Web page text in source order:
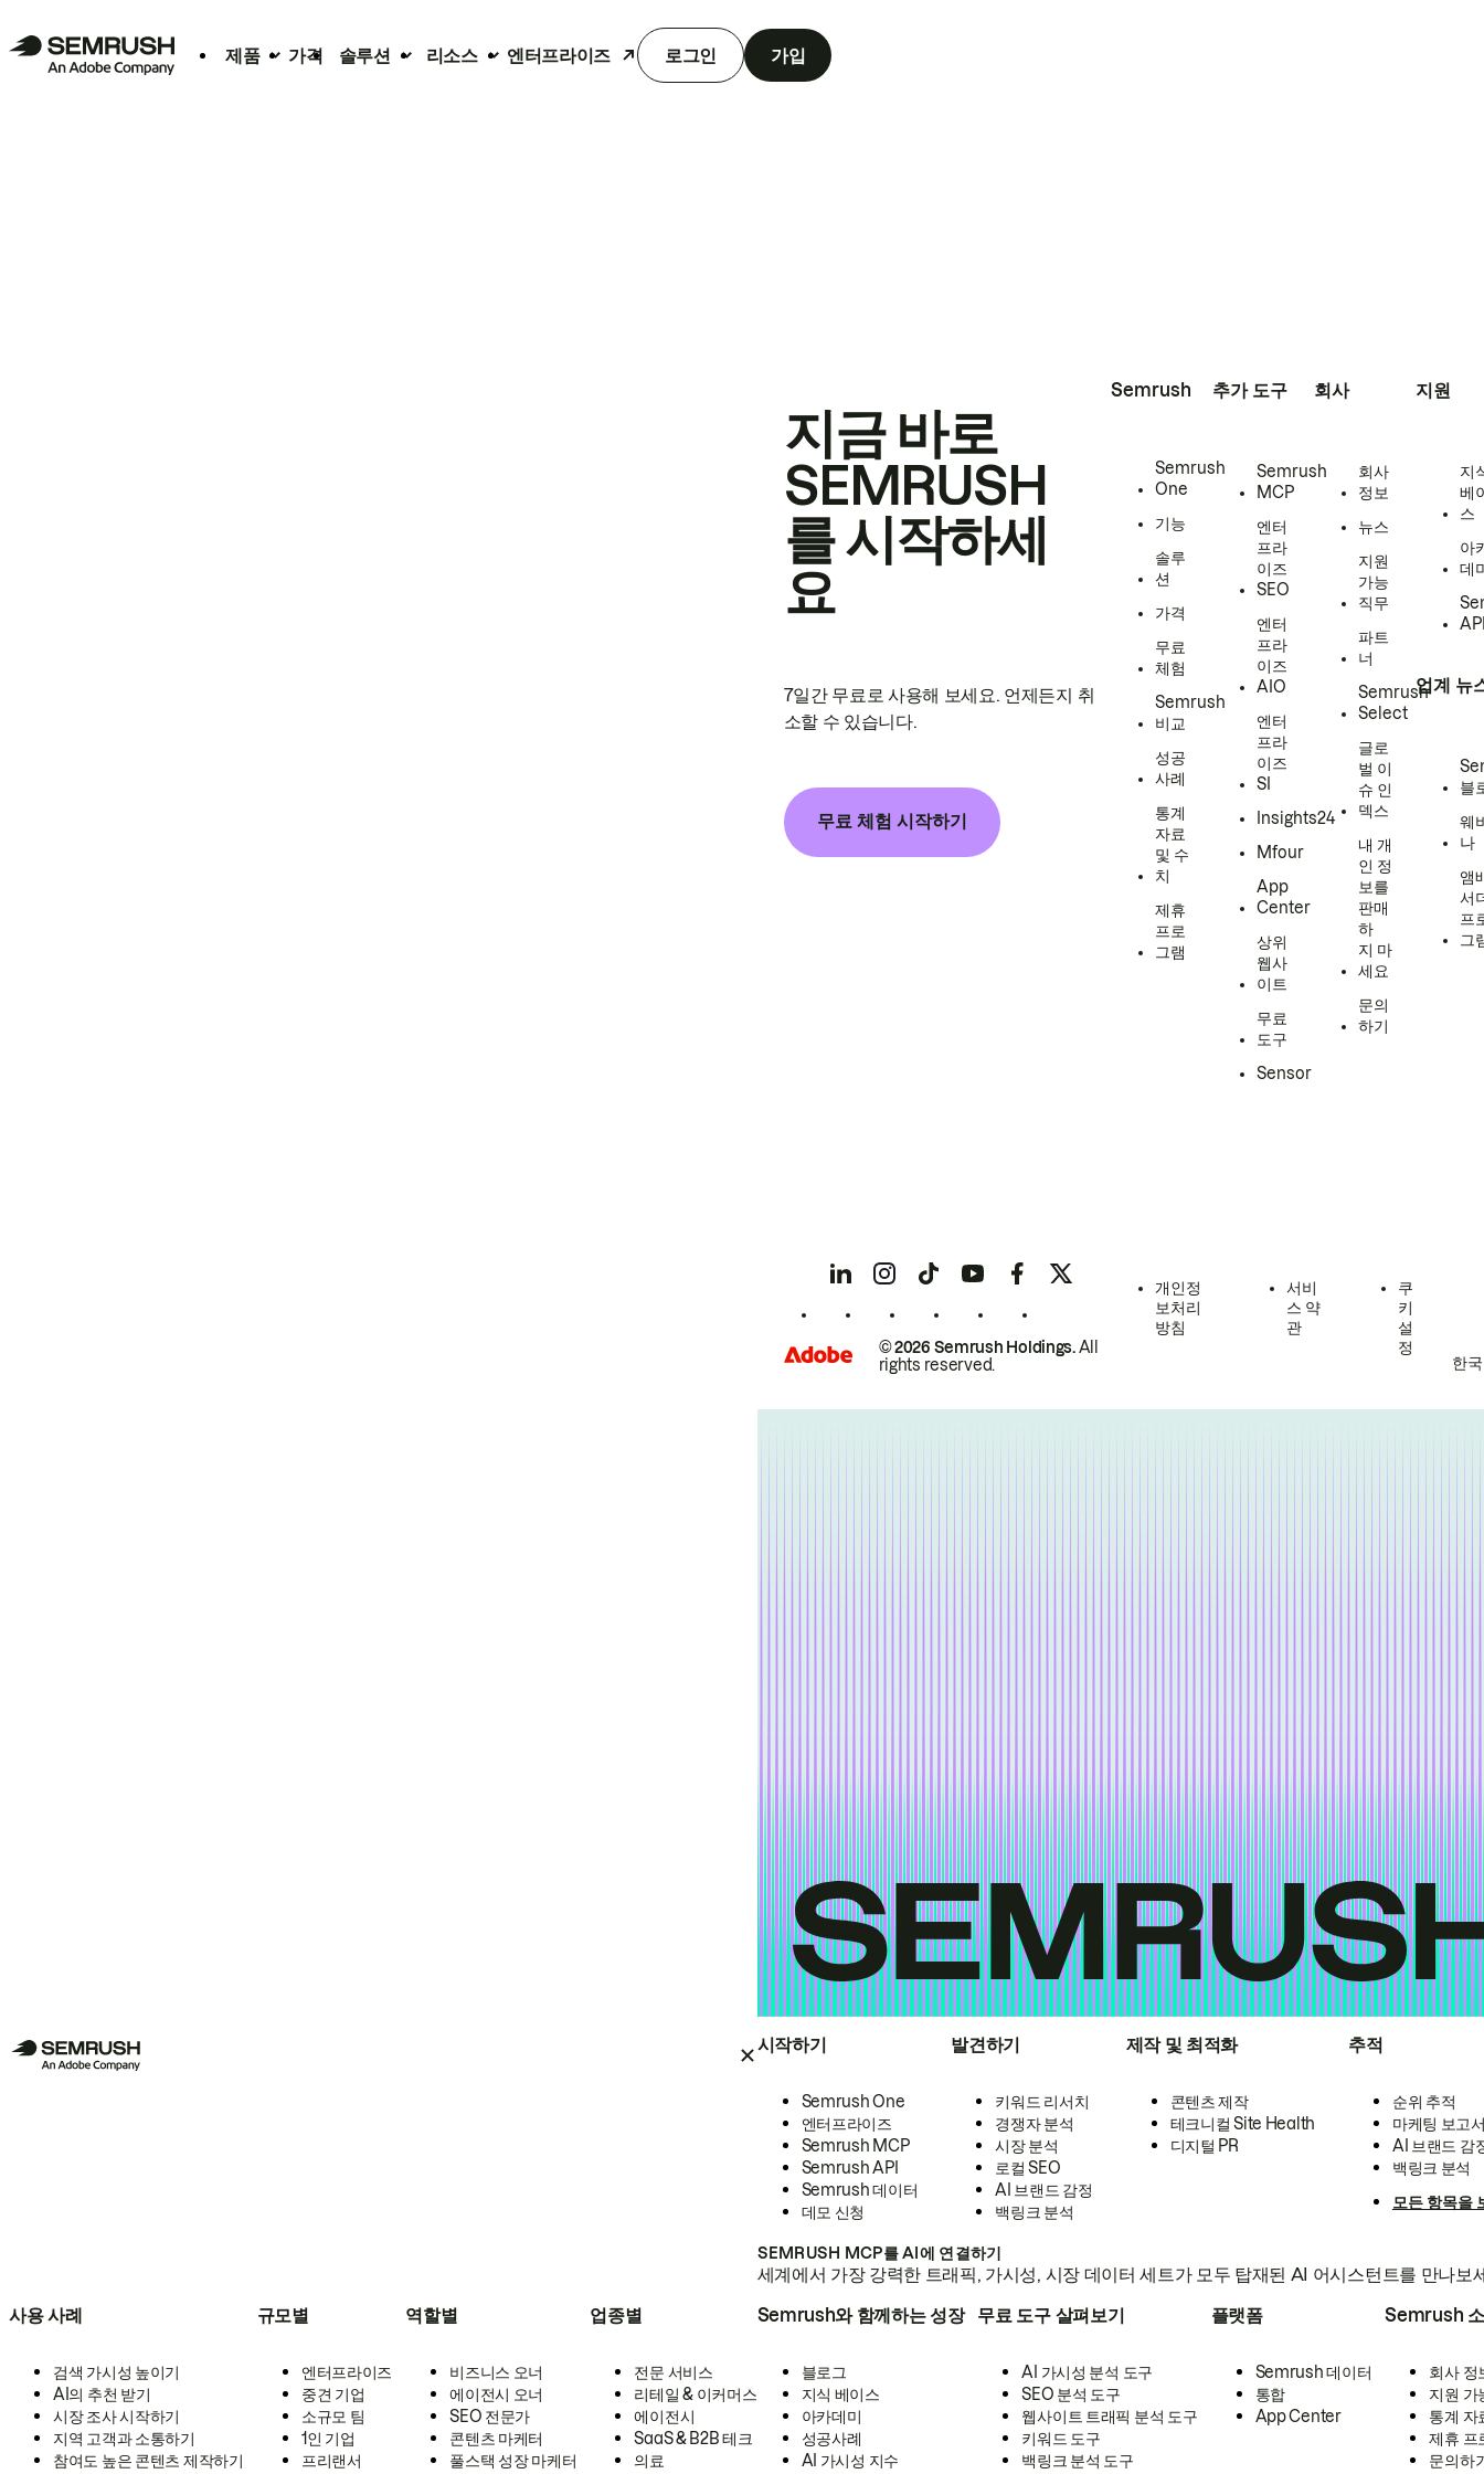
제품 가격 솔루션 리소스 엔터프라이즈 로그인 가입
시작하기
Semrush One
엔터프라이즈
Semrush MCP
Semrush API
Semrush 데이터
데모 신청
발견하기
키워드 리서치
경쟁자 분석
시장 분석
로컬 SEO
AI 브랜드 감정
백링크 분석
제작 및 최적화
콘텐츠 제작
테크니컬 Site Health
디지털 PR
추적
순위 추적
마케팅 보고
AI 브랜드 감
백링크 분석
모든 항목을
SEMRUSH MCP를 AI에 연결하기
세계에서 가장 강력한 트래픽, 가시성, 시장 데이터 세트가 모두 탑재된 AI 어시스턴트를 만나보
사용 사례
검색 가시성 높이기
AI의 추천 받기
시장 조사 시작하기
지역 고객과 소통하기
참여도 높은 콘텐츠 제작하기
규모별
엔터프라이즈
중견 기업
소규모 팀
1인 기업
프리랜서
역할별
비즈니스 오너
에이전시 오너
SEO 전문가
콘텐츠 마케터
풀스택 성장 마케터
업종별
전문 서비스
리테일 & 이커머스
에이전시
SaaS & B2B 테크
의료
Semrush와 함께하는 성장
블로그
지식 베이스
아카데미
성공사례
AI 가시성 지수
무료 도구 살펴보기
AI 가시성 분석 도구
SEO 분석 도구
웹사이트 트래픽 분석 도구
키워드 도구
백링크 분석 도구
플랫폼
Semrush 데이터
통합
App Center
Semrush
회사 정
지원 가
통계 자
제휴 프
문의하
지금 바로
SEMRUSH
를 시작하세
요
7일간 무료로 사용해 보세요. 언제든지 취
소할 수 있습니다.
무료 체험 시작하기
Semrush
Semrush
One
기능
솔루
션
가격
무료
체험
Semrush
비교
성공
사례
통계
자료
및 수
치
제휴
프로
그램
추가 도구
Semrush
MCP
엔터
프라
이즈
SEO
엔터
프라
이즈
AIO
엔터
프라
이즈
SI
Insights24
Mfour
App
Center
상위
웹사
이트
무료
도구
Sensor
회사
회사
정보
뉴스
지원
가능
직무
파트
너
Semrush
Select
글로
벌 이
슈 인
덱스
내 개
인 정
보를
판매
하
지 마
세요
문의
하기
지원
지
베
스
아
데
업계 뉴
블
웨
나
앰
서
프
그
© 2026 Semrush Holdings.All
rights reserved.
개인정
보처리
방침
서비
스 약
관
쿠
키
설
정
한